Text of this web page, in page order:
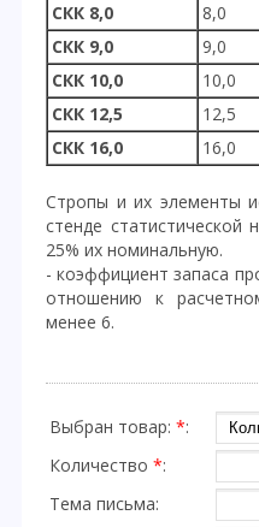
СКК 8,0 8,0
СКК 9,0 9,0
СКК 10,0 10,0
СКК 12,5 12,5
СКК 16,0 16,0
Стропы и их элементы
стенде
25% их номинальную.
- коэффициент запаса
отношению к
менее 6.
Выбран товар: *:
Количество *:
Тема письма: